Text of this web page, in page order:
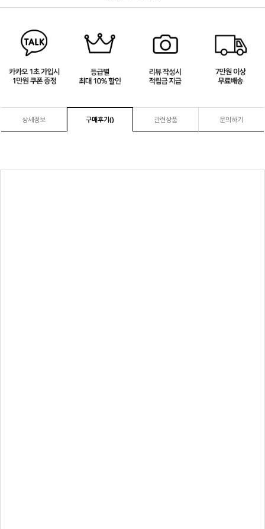
상세정보 구매후기() 관련상품 문의하기